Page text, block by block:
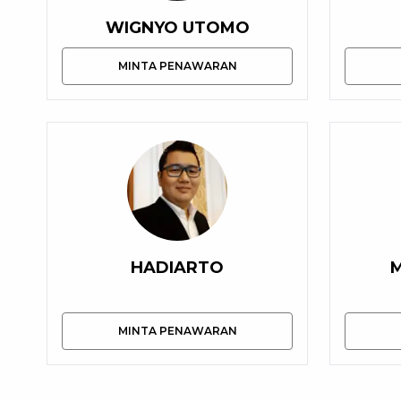
WIGNYO UTOMO
MINTA PENAWARAN
HADIARTO
MINTA PENAWARAN